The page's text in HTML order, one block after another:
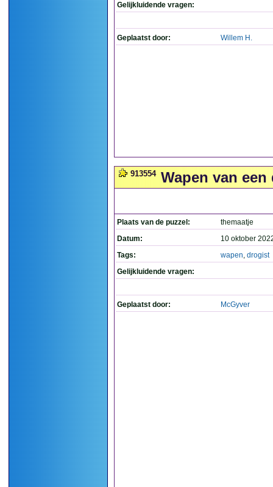
Gelijkluidende vragen:
Geplaatst door: Willem H.
913554 Wapen van
Plaats van de puzzel:
themaatje
Datum:
10 oktober
Tags:
wapen, drogist
Gelijkluidende vragen:
Geplaatst door: McGyver